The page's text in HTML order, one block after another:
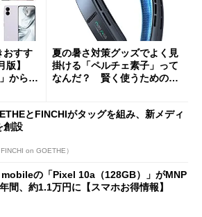
おすす
】
からお
夏の暑さ対策グッズでよく見
掛ける「ペルチェ素子」って
なんだ？ 賢く使うための注
とFINCHIがタッグを組み、新メディ
創設
on GOETHE）
の「Pixel 10a（128GB）」がMNP
間、約1.1万円に【スマホお得情報】